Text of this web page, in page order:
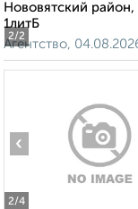
2/2
Нововятский
1литБ
Агентство,
2/4
‹